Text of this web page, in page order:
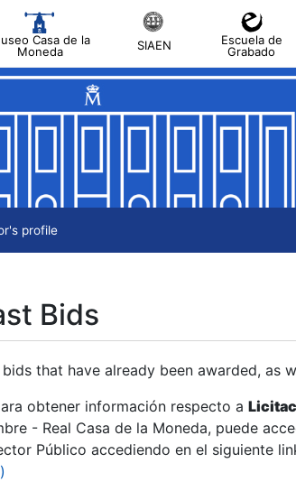
Casa de la
Moneda
SIAEN
Escuela de
Grabado
profile
Bids
that have already been awarded, as
obtener información respecto a
- Real Casa de la Moneda, puede
Público accediendo en el siguiente